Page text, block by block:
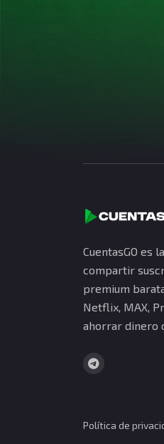
CuentasGO es
compartir
premium
Netflix, MAX,
ahorrar dinero
Política de